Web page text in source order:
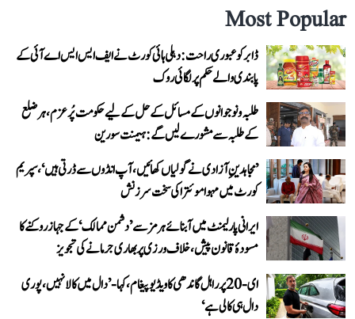
Most Popular
ڈابر کو عبوری راحت: دہلی ہائی کورٹ نے ایف ایس ایس اے آئی کے
پابندی والے حکم پر لگائی روک
طلبہ و نوجوانوں کے مسائل کے حل کے لیے حکومت پُرعزم، ہر ضلع
کے طلبہ سے مشورے لیں گے: ہیمنت سورین
’مجاہدینِ آزادی نے گولیاں کھائیں، آپ انڈوں سے ڈرتی ہیں‘، سپریم
کورٹ میں مہوا موئترا کی سخت سرزنش
ایرانی پارلیمنٹ میں آبنائے ہرمز سے ’دشمن ممالک‘ کے جہاز روکنے کا
مسودۂ قانون پیش، خلاف ورزی پر بھاری جرمانے کی تجویز
ای-20 پر راہل گاندھی کا ویڈیو پیغام، کہا- ’دال میں کالا نہیں، پوری
دال ہی کالی ہے‘